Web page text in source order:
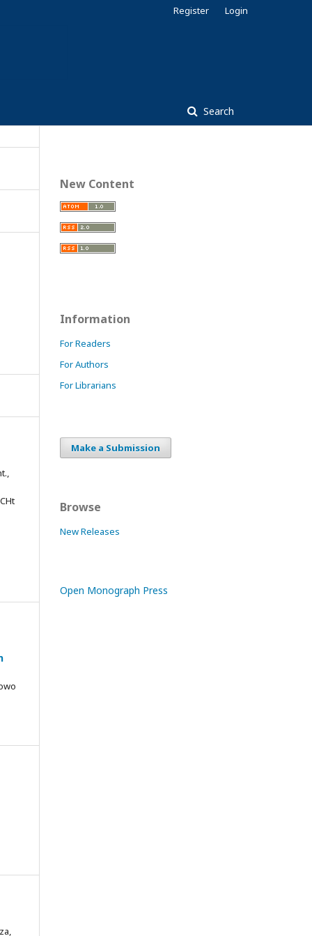
Search
Register Login
New Content
Information
For Readers
For Authors
For Librarians
Make a Submission
Browse
New Releases
Open Monograph Press